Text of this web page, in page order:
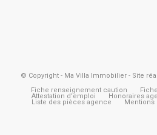
© Copyright - Ma Villa Immobilier- Site
Fiche renseignement caution
Attestation d’emploi Honoraires
Liste des pièces agence Mentions